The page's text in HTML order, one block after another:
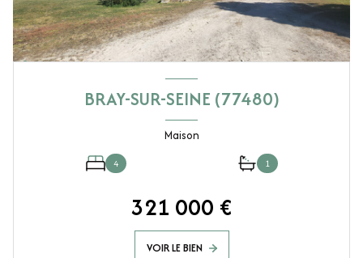
BRAY-SUR-SEINE (77480)
Maison
4 1
321 000 €
VOIR LE BIEN